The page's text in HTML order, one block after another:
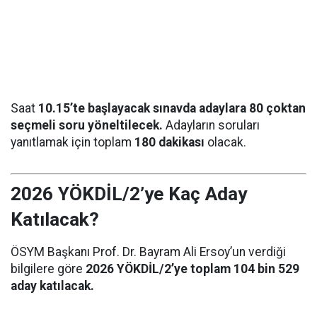
Saat 10.15’te başlayacak sınavda adaylara 80 çoktan
seçmeli soru yöneltilecek. Adayların soruları
yanıtlamak için toplam 180 dakikası olacak.
2026 YÖKDİL/2’ye Kaç Aday
Katılacak?
ÖSYM Başkanı Prof. Dr. Bayram Ali Ersoy’un verdiği
bilgilere göre 2026 YÖKDİL/2’ye toplam 104 bin 529
aday katılacak.